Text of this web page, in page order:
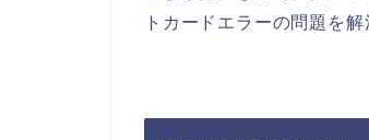
トカードエラーの問題を